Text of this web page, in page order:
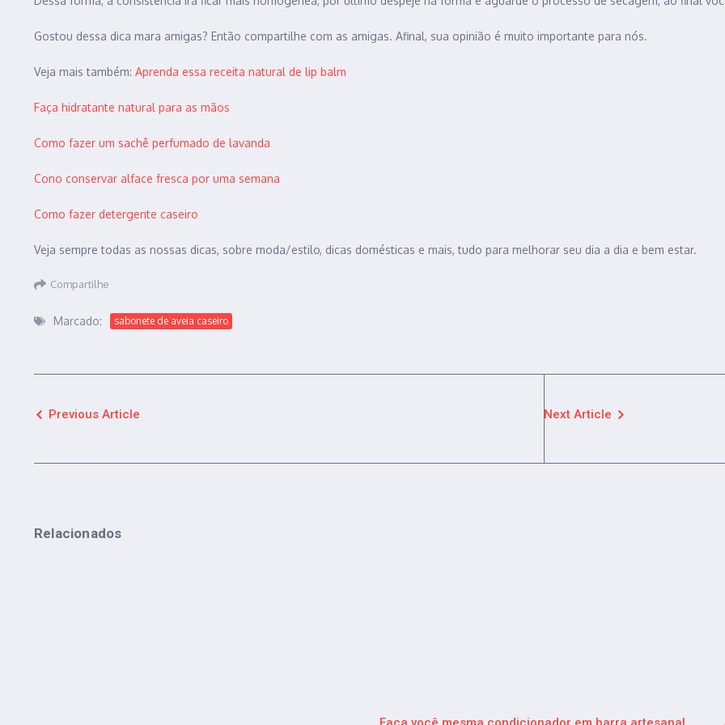
Gostou dessa dica mara amigas? Então compartilhe com as amigas. Afinal, sua opinião é muito importante para nós.
Veja mais também: Aprenda essa receita natural de lip balm
Faça hidratante natural para as mãos
Como fazer um sachê perfumado de lavanda
Cono conservar alface fresca por uma semana
Como fazer detergente caseiro
Veja sempre todas as nossas dicas, sobre moda/estilo, dicas domésticas e mais, tudo para melhorar seu dia a dia e bem estar.
Compartilhe
Marcado: sabonete de aveia caseiro
Previous Article Next Article
Relacionados